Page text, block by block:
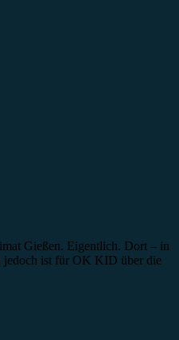
Gießen. Eigentlich. Dort – in
jedoch ist für OK KID über die